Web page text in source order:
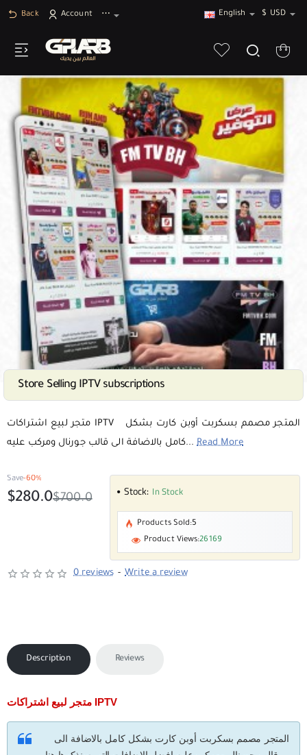
Back Account ⋯ English $ USD
SALE
Store Selling IPTV subscriptions
متجر لبيع اشتراكات IPTV المتجر مصمم بسكربت أوبن كارت بشكل
كامل بالاضافة الى قالب جورنال ومركب عليه...Read More
0 reviews - Write a review
Save-60%
$280.0$700.0 Stock: In Stock
Products Sold:5
Product Views:26169
Description Reviews
متجر لبيع اشتراكات IPTV